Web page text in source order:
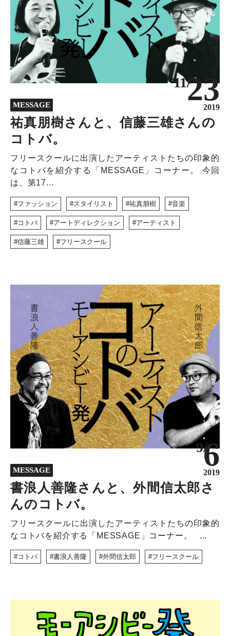
MESSAGE
11/23
2019
祐真朋樹さんと、信藤三雄さんの
コトバ。
フリースクールに出演したアーティストたちの印象的
なコトバを紹介する「MESSAGE」コーナー。 今回
は、第17...
ファッション スタイリスト 祐真朋樹 音楽
コトバ アートディレクション アーティスト
信藤三雄 フリースクール
MESSAGE
9/6
2019
書浪人善隆さんと、外間信太郎さ
んのコトバ。
フリースクールに出演したアーティストたちの印象的
なコトバを紹介する「MESSAGE」コーナー。 ...
コトバ 書浪人善隆 外間信太郎 フリースクール